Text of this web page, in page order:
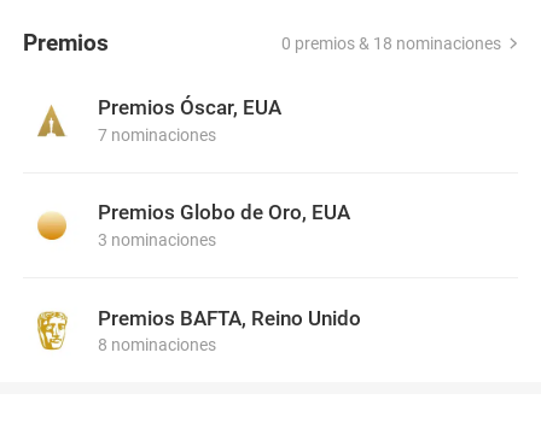
Premios 0 premios & 18 nominaciones
Premios Óscar, EUA
7 nominaciones
Premios Globo de Oro, EUA
3 nominaciones
Premios BAFTA, Reino Unido
8 nominaciones